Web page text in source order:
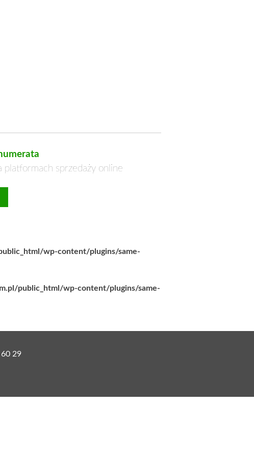
platformach sprzedaży online
wp-content/plugins/same-
public_html/wp-content/plugins/same-
29